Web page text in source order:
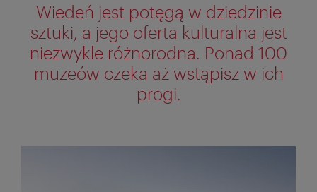
Wiedeń jest potęgą w dziedzinie
sztuki, a jego oferta kulturalna jest
niezwykle różnorodna. Ponad 100
muzeów czeka aż wstąpisz w ich
progi.